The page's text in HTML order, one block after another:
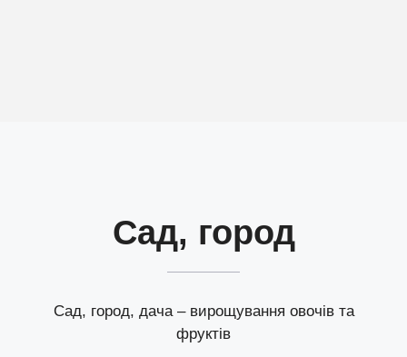
Сад, город
Сад, город, дача – вирощування овочів та
фруктів